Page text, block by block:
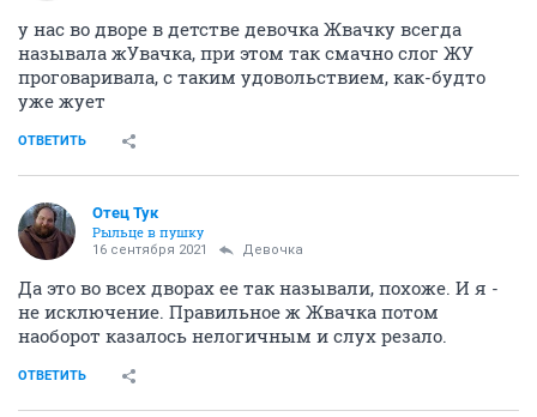
у нас во дворе в детстве девочка Жвачку всегда
называла жУвачка, при этом так смачно слог ЖУ
проговаривала, с таким удовольствием, как-будто
уже жует
ОТВЕТИТЬ
Отец Тук
Рыльце в пушку
16 сентября 2021 Девочка
Да это во всех дворах ее так называли, похоже. И я -
не исключение. Правильное ж Жвачка потом
наоборот казалось нелогичным и слух резало.
ОТВЕТИТЬ